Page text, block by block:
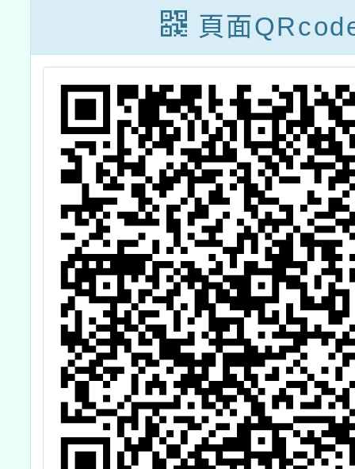
114年8月30日
及31日辦理「當
動物被使用，我
們有哪些選擇？
ANIMALS IN
USE, WHAT
ARE OUR
ALTERNATIVES?
——以國際視
角，開啟動物倫
理新對話」動保
課程
「資
頁面